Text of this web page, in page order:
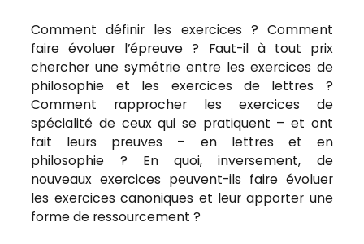
Comment définir les exercices ? Comment
faire évoluer l’épreuve ? Faut-il à tout prix
chercher une symétrie entre les exercices de
philosophie et les exercices de lettres ?
Comment rapprocher les exercices de
spécialité de ceux qui se pratiquent – et ont
fait leurs preuves – en lettres et en
philosophie ? En quoi, inversement, de
nouveaux exercices peuvent-ils faire évoluer
les exercices canoniques et leur apporter une
forme de ressourcement ?